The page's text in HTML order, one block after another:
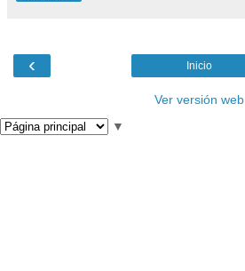
‹ Inicio
Ver versión web
▼